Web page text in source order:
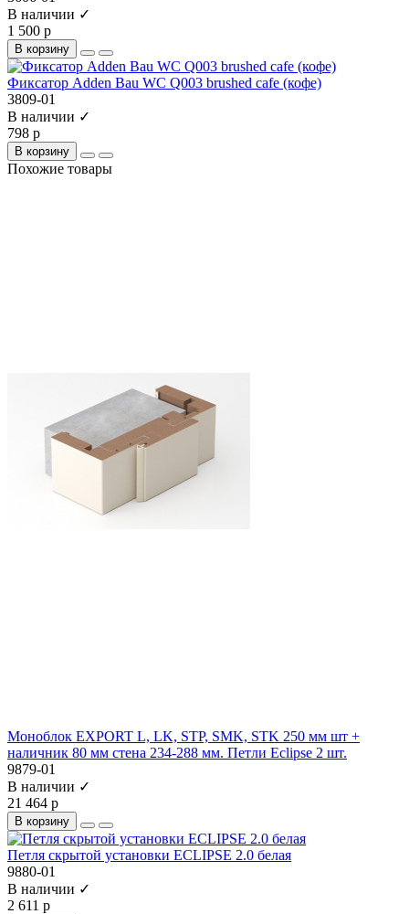
В наличии ✓
1 500 р
В корзину
Фиксатор Adden Bau WC Q003 brushed cafe (кофе)
3809-01
В наличии ✓
798 р
В корзину
Похожие товары
Моноблок EXPORT L, LK, STP, SMK, STK 250 мм шт +
наличник 80 мм стена 234-288 мм. Петли Eclipse 2 шт.
9879-01
В наличии ✓
21 464 р
В корзину
Петля скрытой установки ECLIPSE 2.0 белая
9880-01
В наличии ✓
2 611 р